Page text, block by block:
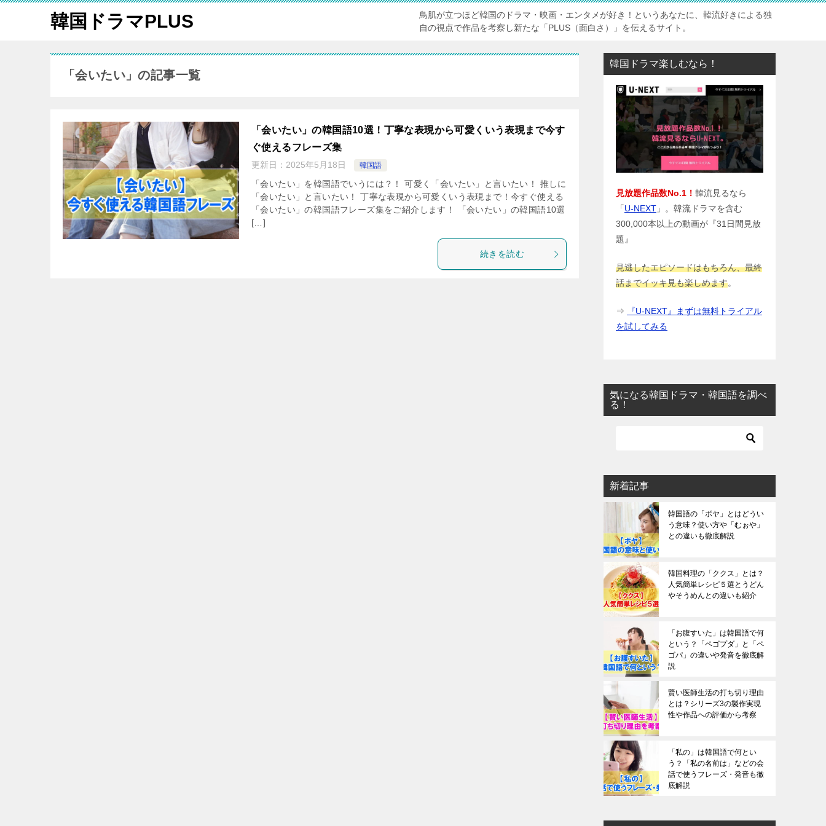
韓国ドラマPLUS
鳥肌が立つほど韓国のドラマ・映画・エンタメが好き！というあなたに、韓流好きによる独
自の視点で作品を考察し新たな「PLUS（面白さ）」を伝えるサイト。
「会いたい」の記事一覧
「会いたい」の韓国語10選！丁寧な表現から可愛くいう表現まで今す
ぐ使えるフレーズ集
更新日： 2025年5月18日 韓国語
「会いたい」を韓国語でいうには？！ 可愛く「会いたい」と言いたい！ 推しに
「会いたい」と言いたい！ 丁寧な表現から可愛くいう表現まで！今すぐ使える
「会いたい」の韓国語フレーズ集をご紹介します！ 「会いたい」の韓国語10選
[…]
続きを読む
韓国ドラマ楽しむなら！
見放題作品数No.1！ 韓流見るなら
「 U-NEXT 」。韓流ドラマを含む
300,000本以上の動画が『31日間見放
題』
見逃したエピソードはもちろん、最終
話までイッキ見も楽しめます。
⇒
『U-NEXT』まずは無料トライアル
を試してみる
気になる韓国ドラマ・韓国語を調べ
る！
新着記事
韓国語の「ボヤ」とはどうい
う意味？使い方や「むぉや」
との違いも徹底解説
韓国料理の「ククス」とは？
人気簡単レシピ５選とうどん
やそうめんとの違いも紹介
「お腹すいた」は韓国語で何
という？「ペゴプダ」と「ペ
ゴパ」の違いや発音を徹底解
説
賢い医師生活の打ち切り理由
とは？シリーズ3の製作実現
性や作品への評価から考察
「私の」は韓国語で何とい
う？「私の名前は」などの会
話で使うフレーズ・発音も徹
底解説